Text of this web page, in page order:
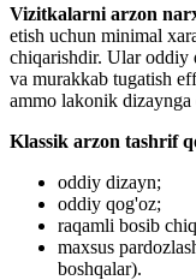
Vizitkalarni arzon
etish uchun minimal
chiqarishdir. Ular oddiy
va murakkab tugatish
ammo lakonik
Klassik arzon tashrif
oddiy dizayn;
oddiy qog'oz;
raqamli bosib
maxsus
boshqalar).